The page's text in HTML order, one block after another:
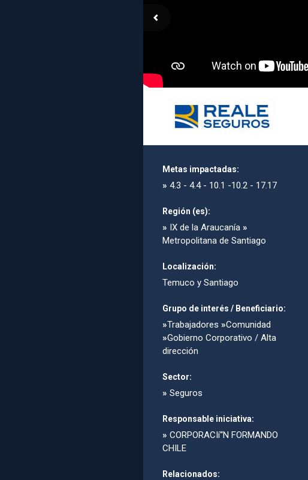
Metas impactadas:
» 4.3 - 4.4 - 10.1 -10.2 - 17.17
Región (es):
» IX de la Araucanía »
Metropolitana de Santiago
Localización:
Temuco y Santiago
Grupo de interés / Beneficiario:
»Trabajadores »Comunidad
»Gobierno Corporativo / Alta
dirección
Sector:
» Seguros
Responsable iniciativa:
» CORPORACIí“N FORMANDO
CHILE
Relacionados: